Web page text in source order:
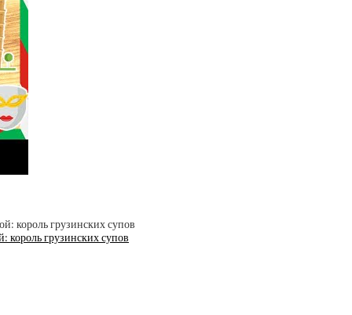
король грузинских супов